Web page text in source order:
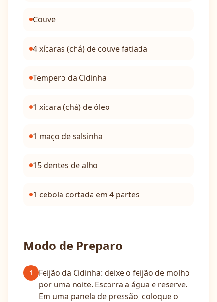
Couve
4 xícaras (chá) de couve fatiada
Tempero da Cidinha
1 xícara (chá) de óleo
1 maço de salsinha
15 dentes de alho
1 cebola cortada em 4 partes
Modo de Preparo
1
Feijão da Cidinha: deixe o feijão de molho
por uma noite. Escorra a água e reserve.
Em uma panela de pressão, coloque o